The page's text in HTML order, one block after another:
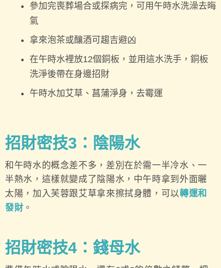
參加完喪葬場合或探病完，可用午時水洗澡去晦
氣
拿來泡茶或釀酒可趨吉避凶
在午時水裡放12個銅板，並用這水洗手，銅板
洗淨後帶在身邊招財
午時水加艾草、菖蒲淨身，去霉運
招財密技3：陰陽水
和午時水的概念差不多，差別在於需一半冷水、一
半熱水，這樣就變成了陰陽水，中午時拿到外面曬
太陽，加入芙蓉跟艾草拿來擦拭身體，可以轉運和
發財 。
招財密技4：錢母水